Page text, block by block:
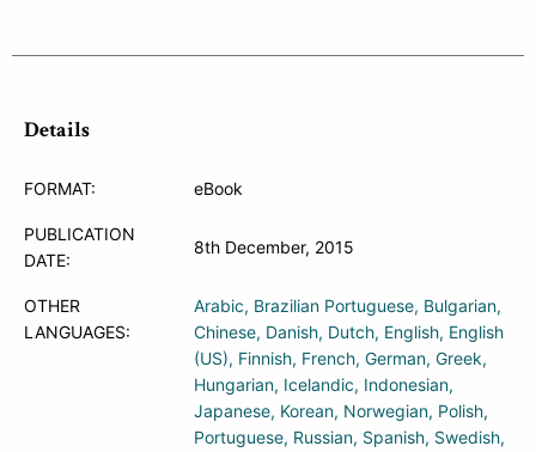
Details
FORMAT: eBook
PUBLICATION
DATE:
8th December, 2015
OTHER
LANGUAGES:
Arabic Brazilian Portuguese Bulgarian
Chinese Danish Dutch English English
(US) Finnish French German Greek
Hungarian Icelandic Indonesian
Japanese Korean Norwegian Polish
Portuguese Russian Spanish Swedish